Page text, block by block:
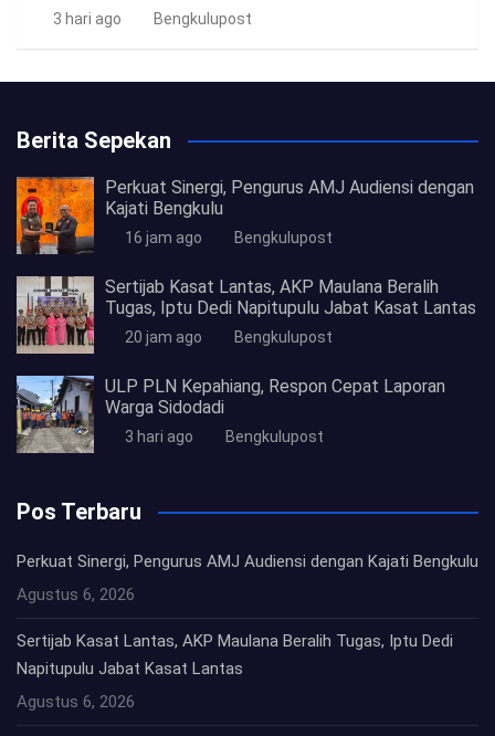
3 hari ago Bengkulupost
Berita Sepekan
Perkuat Sinergi, Pengurus AMJ Audiensi dengan
Kajati Bengkulu
16 jam ago Bengkulupost
Sertijab Kasat Lantas, AKP Maulana Beralih
Tugas, Iptu Dedi Napitupulu Jabat Kasat Lantas
20 jam ago Bengkulupost
ULP PLN Kepahiang, Respon Cepat Laporan
Warga Sidodadi
3 hari ago Bengkulupost
Pos Terbaru
Perkuat Sinergi, Pengurus AMJ Audiensi dengan Kajati Bengkulu
Agustus 6, 2026
Sertijab Kasat Lantas, AKP Maulana Beralih Tugas, Iptu Dedi
Napitupulu Jabat Kasat Lantas
Agustus 6, 2026